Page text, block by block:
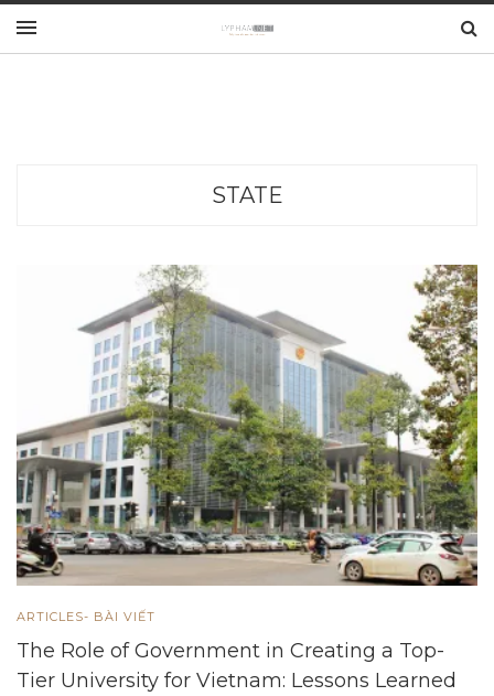
STATE
ARTICLES- BÀI VIẾT
The Role of Government in Creating a Top-
Tier University for Vietnam: Lessons Learned